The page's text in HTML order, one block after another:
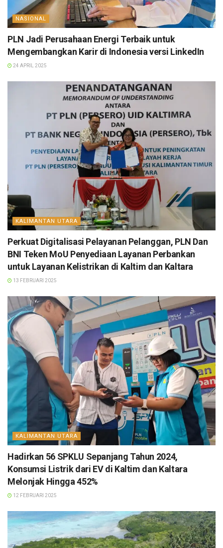
NASIONAL
PLN Jadi Perusahaan Energi Terbaik untuk
Mengembangkan Karir di Indonesia versi LinkedIn
24 APRIL 2025
KALIMANTAN UTARA
Perkuat Digitalisasi Pelayanan Pelanggan, PLN Dan
BNI Teken MoU Penyediaan Layanan Perbankan
untuk Layanan Kelistrikan di Kaltim dan Kaltara
13 FEBRUARI 2025
KALIMANTAN UTARA
Hadirkan 56 SPKLU Sepanjang Tahun 2024,
Konsumsi Listrik dari EV di Kaltim dan Kaltara
Melonjak Hingga 452%
12 FEBRUARI 2025